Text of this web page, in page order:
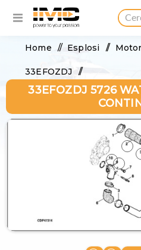
Home / Esplosi /
33EFOZDJ /
33EFOZDJ 5726 Water
33EFOZDJ 5726